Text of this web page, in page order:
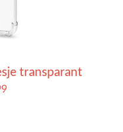
transparant